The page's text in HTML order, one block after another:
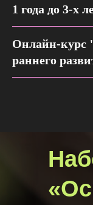
1 года до 3-х
Онлайн-курс
раннего